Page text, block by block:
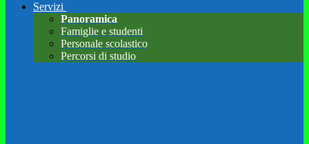
Servizi
Panoramica
Famiglie e studenti
Personale scolastico
Percorsi di studio